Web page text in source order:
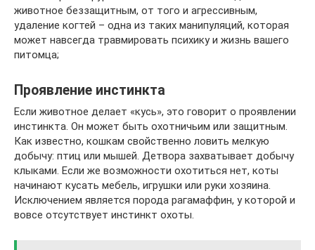
животное беззащитным, от того и агрессивным,
удаление когтей – одна из таких манипуляций, которая
может навсегда травмировать психику и жизнь вашего
питомца;
Проявление инстинкта
Если животное делает «кусь», это говорит о проявлении
инстинкта. Он может быть охотничьим или защитным.
Как известно, кошкам свойственно ловить мелкую
добычу: птиц или мышей. Детвора захватывает добычу
клыками. Если же возможности охотиться нет, коты
начинают кусать мебель, игрушки или руки хозяина.
Исключением является порода рагамаффин, у которой и
вовсе отсутствует инстинкт охоты.